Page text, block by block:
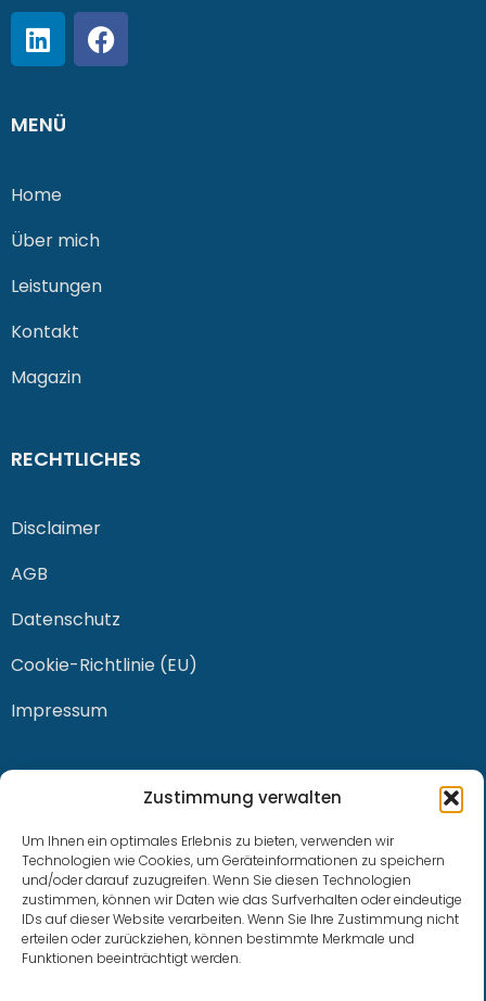
Zustimmung verwalten
Um Ihnen ein optimales Erlebnis zu bieten, verwenden wir
Technologien wie Cookies, um Geräteinformationen zu speichern
und/oder darauf zuzugreifen. Wenn Sie diesen Technologien
zustimmen, können wir Daten wie das Surfverhalten oder eindeutige
IDs auf dieser Website verarbeiten. Wenn Sie Ihre Zustimmung nicht
erteilen oder zurückziehen, können bestimmte Merkmale und
Funktionen beeinträchtigt werden.
MENÜ
Home
Über mich
Leistungen
Kontakt
Magazin
RECHTLICHES
Disclaimer
AGB
Datenschutz
Cookie-Richtlinie (EU)
Impressum
0228 / 915 614 81
klaus.buhl@libra-invest.de